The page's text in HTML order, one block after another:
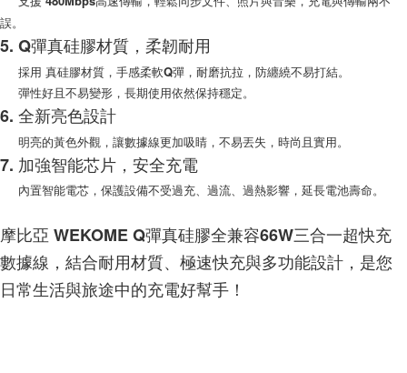
「AFTEE先享後付」，若未經同意申辦者引起之損失，本公司不負相關責
４．使用「AFTEE先享後付」時，將依據個別帳號之用戶狀況，依本公司即
時審查核予不同之上限額度；若仍有額度不足之情形，本公司將視審查結果
請求用戶進行身份認證。
５．嚴禁一人註冊多個帳號或使用他人資訊註冊。若發現惡意使用之情形，
誤。
5. Q彈真硅膠材質，柔韌耐用
採用 真硅膠材質，手感柔軟Q彈，耐磨抗拉，防纏繞不易打結。
彈性好且不易變形，長期使用依然保持穩定。
6. 全新亮色設計
明亮的黃色外觀，讓數據線更加吸睛，不易丟失，時尚且實用。
7. 加強智能芯片，安全充電
內置智能電芯，保護設備不受過充、過流、過熱影響，延長電池壽命。
摩比亞 WEKOME Q彈真硅膠全兼容66W三合一超快充
數據線，結合耐用材質、極速快充與多功能設計，是您
日常生活與旅途中的充電好幫手！